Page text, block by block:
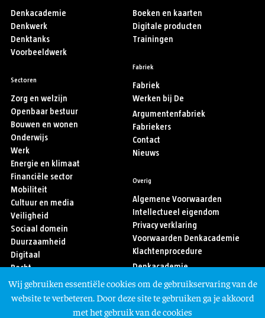
Denkacademie
Denkwerk
Denktanks
Voorbeeldwerk
Sectoren
Zorg en welzijn
Openbaar bestuur
Bouwen en wonen
Onderwijs
Werk
Energie en klimaat
Financiële sector
Mobiliteit
Cultuur en media
Veiligheid
Sociaal domein
Duurzaamheid
Digitaal
Recht
Sport
Asiel en migratie
Boeken en kaarten
Digitale producten
Trainingen
Fabriek
Fabriek
Werken bij De
Argumentenfabriek
Fabriekers
Contact
Nieuws
Overig
Algemene Voorwaarden
Intellectueel eigendom
Privacy verklaring
Voorwaarden Denkacademie
Klachtenprocedure
Denkacademie
Volg ons
Wij gebruiken essentiële cookies om de gebruikservaring van de
website te verbeteren. Door deze site te gebruiken ga je akkoord
met het gebruik van de cookies